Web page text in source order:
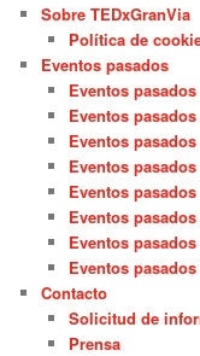
Sobre TEDxGranVia
Política de
Eventos pasados
Eventos pasados
Eventos pasados
Eventos pasados
Eventos pasados
Eventos pasados
Eventos pasados
Eventos pasados
Eventos pasados
Contacto
Solicitud de
Prensa